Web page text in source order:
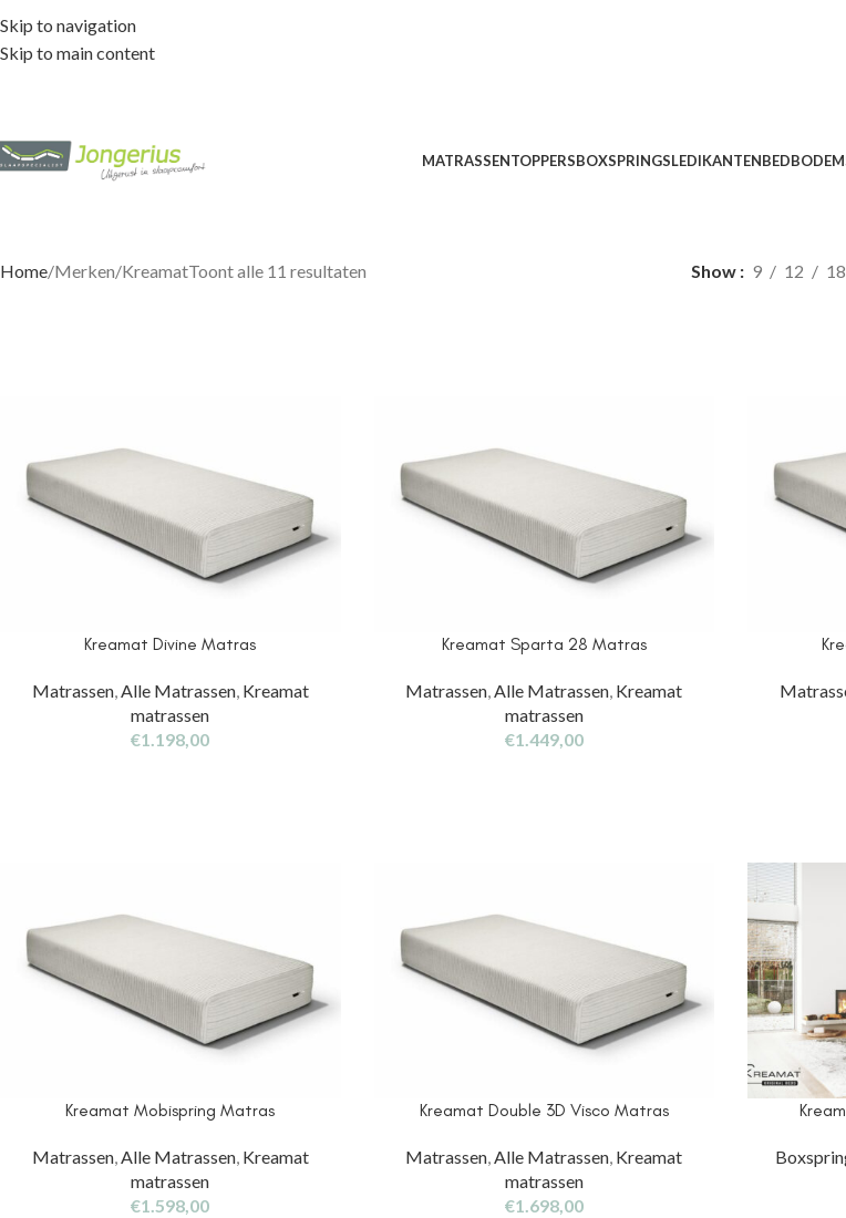
Skip to navigation
Skip to main content
MATRASSENTOPPERSBOXSPRINGSLEDIKANTEN
Home Merken KreamatToont alle 11 resultaten Show 9 12 18
Kreamat Divine Matras
Matrassen,Alle Matrassen, Kreamat
matrassen
€1.198,00
Kreamat Sparta 28 Matras
Matrassen,Alle Matrassen, Kreamat
matrassen
€1.449,00
Kreamat Mobispring Matras
Matrassen,Alle Matrassen, Kreamat
matrassen
€1.598,00
Kreamat Double 3D Visco Matras
Matrassen,Alle Matrassen, Kreamat
matrassen
€1.698,00